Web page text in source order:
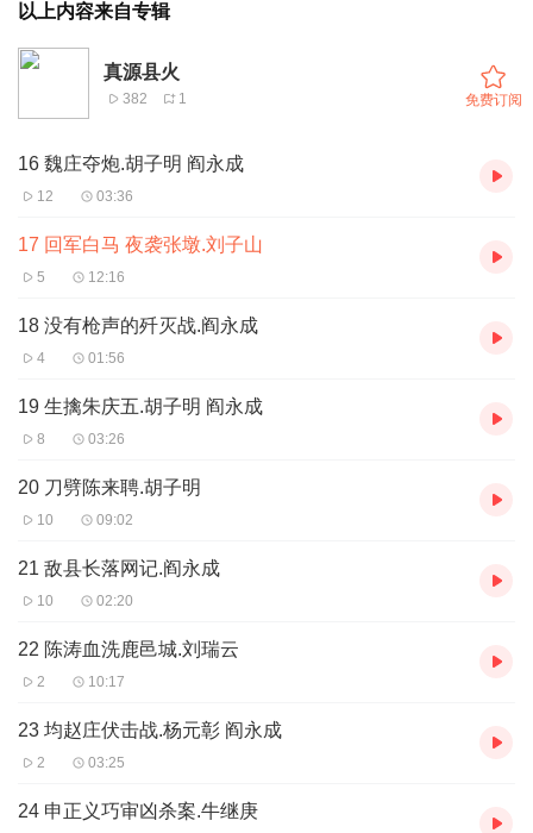
以上内容来自专辑
真源县火
382 1 免费订阅
16 魏庄夺炮.胡子明 阎永成
12 03:36
17 回军白马 夜袭张墩.刘子山
5 12:16
18 没有枪声的歼灭战.阎永成
4 01:56
19 生擒朱庆五.胡子明 阎永成
8 03:26
20 刀劈陈来聘.胡子明
10 09:02
21 敌县长落网记.阎永成
10 02:20
22 陈涛血洗鹿邑城.刘瑞云
2 10:17
23 均赵庄伏击战.杨元彰 阎永成
2 03:25
24 申正义巧审凶杀案.牛继庚